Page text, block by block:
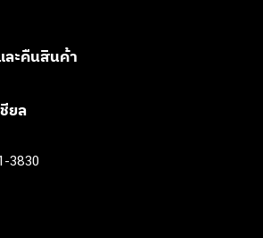
ละคืนสินค้า
ยล
3830